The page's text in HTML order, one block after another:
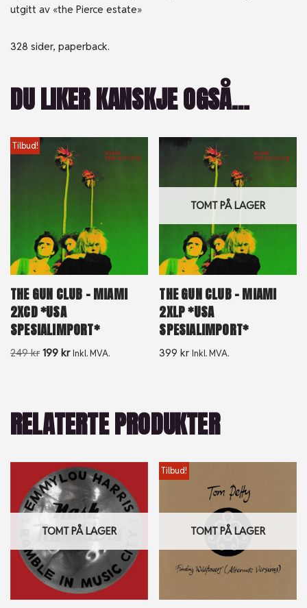
utgitt av «the Pierce estate»
328 sider, paperback.
DU LIKER KANSKJE OGSÅ…
Tilbud!
THE GUN CLUB – MIAMI
2XCD *USA
SPESIALIMPORT*
249kr 199 kr Inkl. MVA.
TOMT PÅ LAGER
THE GUN CLUB – MIAMI
2XLP *USA
SPESIALIMPORT*
399kr Inkl. MVA.
RELATERTE PRODUKTER
TOMT PÅ LAGER TOMT PÅ LAGER
Tilbud!